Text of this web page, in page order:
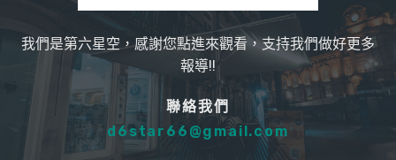
我們是第六星空，感謝您點進來觀看，支持我們做好更多
報導!!
聯絡我們
d6star66@gmail.com